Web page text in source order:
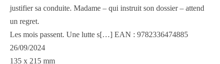
justifier sa conduite. Madame – qui instruit son dossier – attend
un regret.
Les mois passent. Une lutte s[…] EAN : 9782336474885
26/09/2024
135 x 215 mm